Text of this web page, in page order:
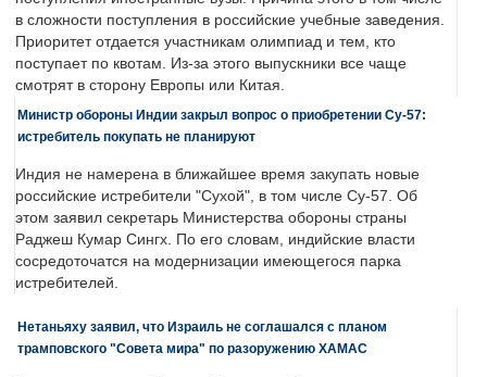
в сложности поступления в российские учебные заведения.
Приоритет отдается участникам олимпиад и тем, кто
поступает по квотам. Из-за этого выпускники все чаще
смотрят в сторону Европы или Китая.
Министр обороны Индии закрыл вопрос о приобретении Су-57:
истребитель покупать не планируют
Индия не намерена в ближайшее время закупать новые
российские истребители "Сухой", в том числе Су-57. Об
этом заявил секретарь Министерства обороны страны
Раджеш Кумар Сингх. По его словам, индийские власти
сосредоточатся на модернизации имеющегося парка
истребителей.
Нетаньяху заявил, что Израиль не соглашался с планом
трамповского "Совета мира" по разоружению ХАМАС